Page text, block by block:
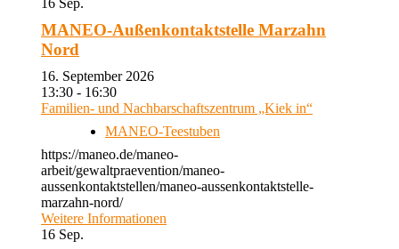
16 Sep.
MANEO-Außenkontaktstelle Marzahn
Nord
16. September 2026
13:30 - 16:30
Familien- und Nachbarschaftszentrum „Kiek in“
MANEO-Teestuben
https://maneo.de/maneo-
arbeit/gewaltpraevention/maneo-
aussenkontaktstellen/maneo-aussenkontaktstelle-
marzahn-nord/
Weitere Informationen
16 Sep.